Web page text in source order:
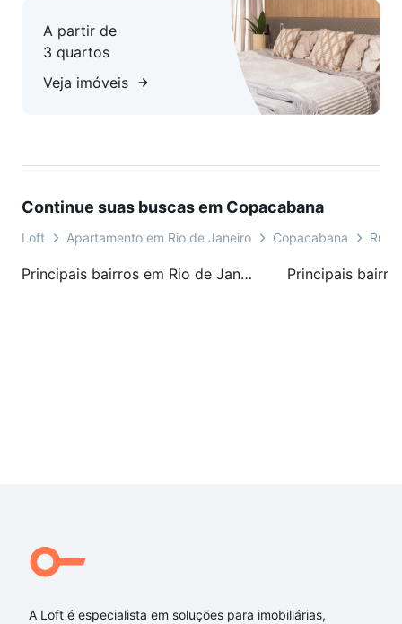
perfeita. Agende uma visita e venha conhecer seu novo lar!
A partir de
3 quartos
Veja imóveis
Continue suas buscas em Copacabana
Loft Apartamento em Rio de Janeiro Copacabana Rua
Principais bairros em Rio de Janeiro, RJ
A Loft é especialista em soluções para imobiliárias,